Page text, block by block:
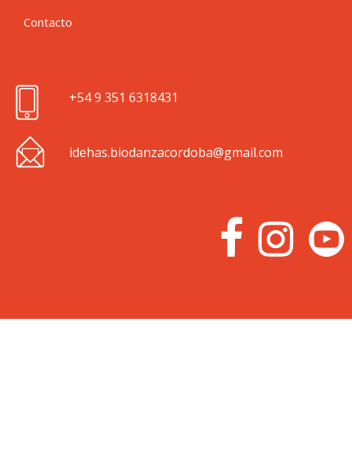
Contacto
+549 351 6318431
idehas.biodanzacordoba@gmail.com